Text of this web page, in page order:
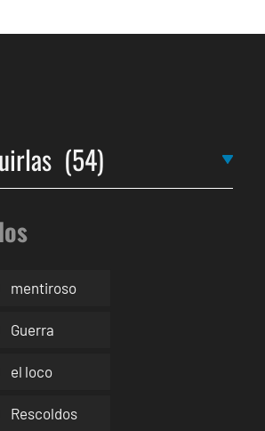
mentiroso
Guerra
el loco
Rescoldos